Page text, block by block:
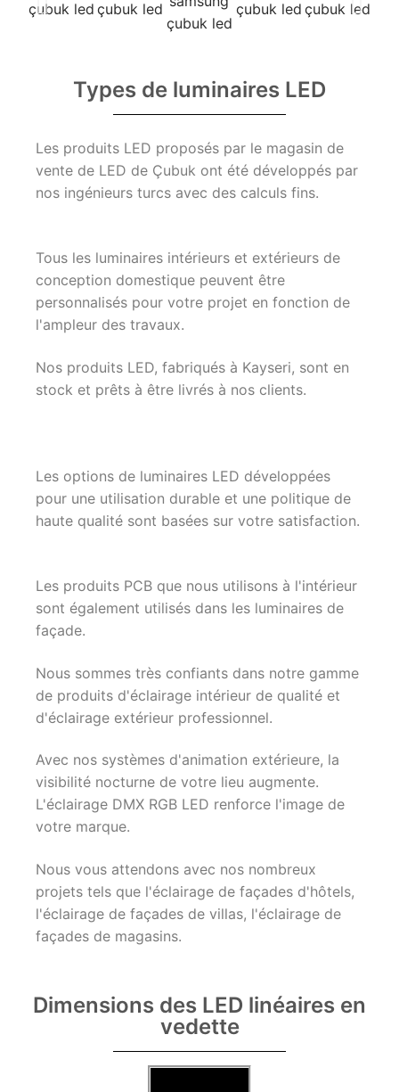
Types de luminaires LED
Les produits LED proposés par le magasin de
vente de LED de Çubuk ont été développés par
nos ingénieurs turcs avec des calculs fins.
Tous les luminaires intérieurs et extérieurs de
conception domestique peuvent être
personnalisés pour votre projet en fonction de
l'ampleur des travaux.
Nos produits LED, fabriqués à Kayseri, sont en
stock et prêts à être livrés à nos clients.
Les options de luminaires LED développées
pour une utilisation durable et une politique de
haute qualité sont basées sur votre satisfaction.
Les produits PCB que nous utilisons à l'intérieur
sont également utilisés dans les luminaires de
façade.
Nous sommes très confiants dans notre gamme
de produits d'éclairage intérieur de qualité et
d'éclairage extérieur professionnel.
Avec nos systèmes d'animation extérieure, la
visibilité nocturne de votre lieu augmente.
L'éclairage DMX RGB LED renforce l'image de
votre marque.
Nous vous attendons avec nos nombreux
projets tels que l'éclairage de façades d'hôtels,
l'éclairage de façades de villas, l'éclairage de
façades de magasins.
Dimensions des LED linéaires en
vedette